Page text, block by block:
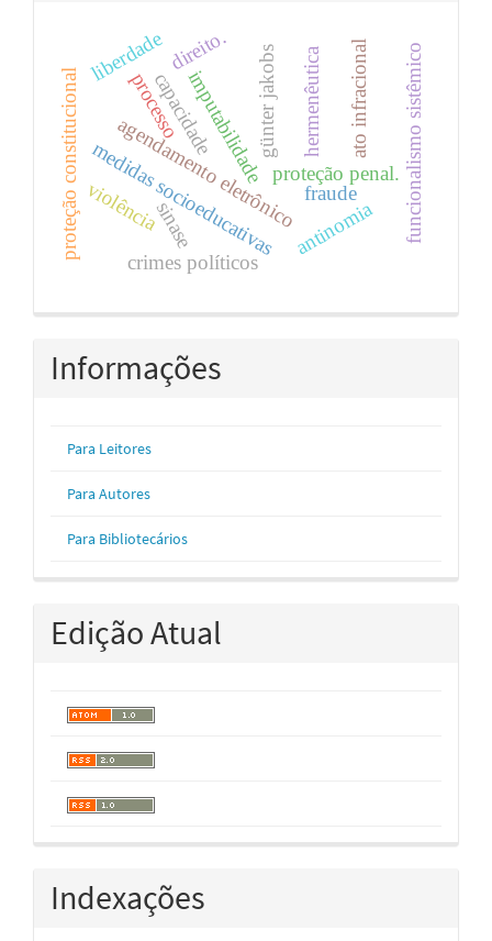
agendamento eletrônico
medidas socioeducativas
imputabilidade
capacidade
proteção penal.
proteção constitucional günter jakobs funcionalismo sistêmico
sinase
ato infracional
hermenêutica
crimes políticos
processo
violência antinomia
direito.
liberdade
fraude
Informações
Para Leitores
Para Autores
Para Bibliotecários
Edição Atual
Indexações